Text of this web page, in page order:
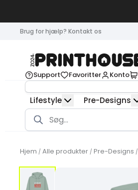
Brug for hjælp? Kontakt os
Support Favoritter Konto
Lifestyle
Pre-Designs
Products
search
Hjem / Alle produkter / Pre-Designs /